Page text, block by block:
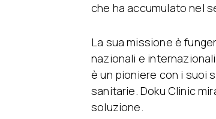
che ha accumulato nel
La sua missione è
nazionali e
è un pioniere con i suoi
sanitarie. Doku Clinic
soluzione.